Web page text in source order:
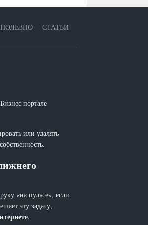
ПОЛЕЗНО СТАТЬИ
портале
или удалять
«на пульсе», если
эту задачу,
.